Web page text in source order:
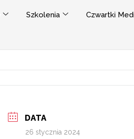
Szkolenia Czwartki
DATA
26 stycznia 2024